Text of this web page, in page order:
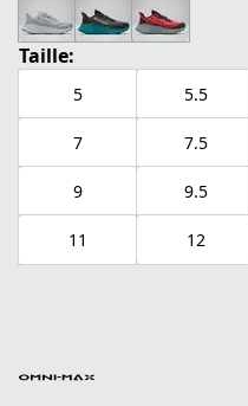
Taille:
5 5.5
7 7.5
9 9.5
11 12